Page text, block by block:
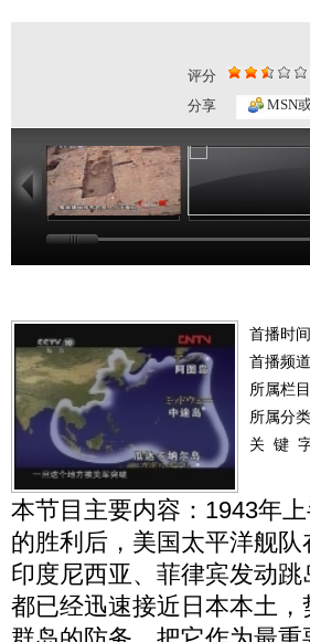
评分
分享
MSN
36:41
远古的“白...
35:50
首播时
首播频道
所属栏目
所属分类
关 键 字
本节目主要内容：1943年
的胜利后，美国太平洋舰
印度尼西亚、菲律宾发动
都已经迅速接近日本本土